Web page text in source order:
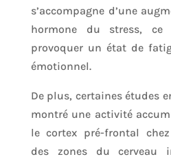
s’accompagne d’une
hormone du stress,
provoquer un état de
émotionnel.
De plus, certaines études
montré une activité
le cortex pré-frontal
des zones du cerveau